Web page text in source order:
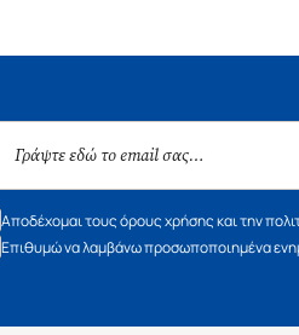
Αποδέχομαι τους όρους χρήσης και την
Επιθυμώ να λαμβάνω προσωποποιημένα